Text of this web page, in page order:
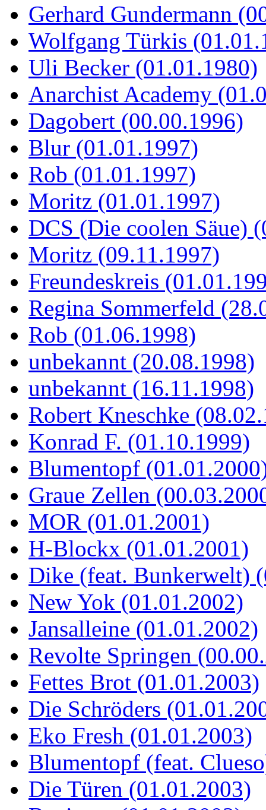
Gerhard Gundermann
Wolfgang Türkis
Uli Becker (01.01.1980)
Anarchist Academy
Dagobert (00.00.1996)
Blur (01.01.1997)
Rob (01.01.1997)
Moritz (01.01.1997)
DCS (Die coolen Säue)
Moritz (09.11.1997)
Freundeskreis
Regina Sommerfeld
Rob (01.06.1998)
unbekannt (20.08.1998)
unbekannt (16.11.1998)
Robert Kneschke
Konrad F. (01.10.1999)
Blumentopf
Graue Zellen
MOR (01.01.2001)
H-Blockx (01.01.2001)
Dike (feat. Bunkerwelt)
New Yok (01.01.2002)
Jansalleine (01.01.2002)
Revolte Springen
Fettes Brot (01.01.2003)
Die Schröders
Eko Fresh (01.01.2003)
Blumentopf (feat.
Die Türen (01.01.2003)